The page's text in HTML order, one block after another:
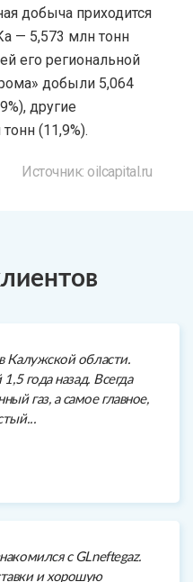
добыча приходится
— 5,573 млн тонн
его региональной
добыли 5,064
другие
(11,9%).
Источник: oilcapital.ru
Калужской области.
года назад. Всегда
газ, а самое главное,
с GLneftegaz.
и хорошую